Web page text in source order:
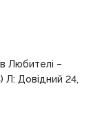
Любителі –
Л: Довідний 24,